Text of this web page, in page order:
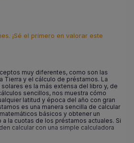
¡Sé el primero en valorar este
muy diferentes, como son las
Tierra y el cálculo de préstamos. La
es la más extensa del libro y, de
sencillos, nos muestra cómo
latitud y época del año con gran
es una manera sencilla de calcular
básicos y obtener un
la cuotas de los préstamos actuales. Si
calcular con una simple calculadora